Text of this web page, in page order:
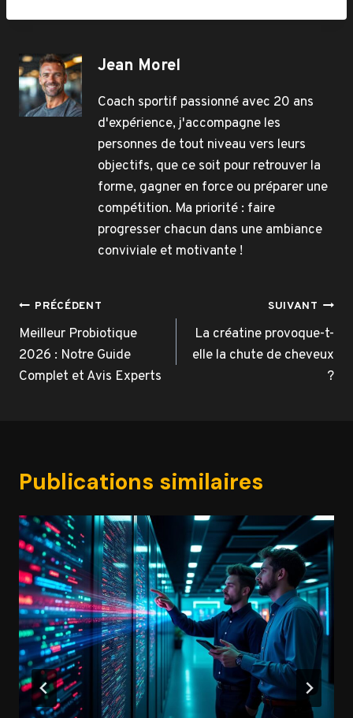
Jean Morel
Coach sportif passionné avec 20 ans
d'expérience, j'accompagne les
personnes de tout niveau vers leurs
objectifs, que ce soit pour retrouver la
forme, gagner en force ou préparer une
compétition. Ma priorité : faire
progresser chacun dans une ambiance
conviviale et motivante !
Navigation
de
l’article
PRÉCÉDENT
Meilleur Probiotique
2026 : Notre Guide
Complet et Avis Experts
SUIVANT
La créatine provoque-t-
elle la chute de cheveux
?
Publications similaires